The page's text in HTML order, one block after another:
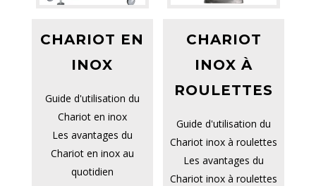
CHARIOT EN
INOX
Guide d'utilisation du
Chariot en inox
Les avantages du
Chariot en inox au
quotidien
CHARIOT
INOX À
ROULETTES
Guide d'utilisation du
Chariot inox à roulettes
Les avantages du
Chariot inox à roulettes